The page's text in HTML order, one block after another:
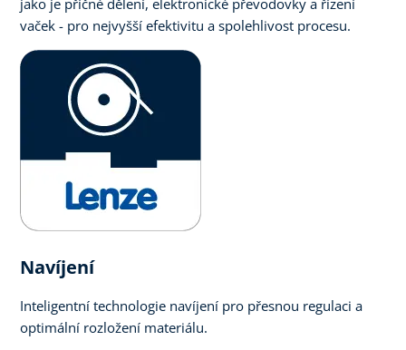
vaček - pro nejvyšší efektivitu a spolehlivost procesu.
Navíjení
Inteligentní technologie navíjení pro přesnou regulaci a
optimální rozložení materiálu.